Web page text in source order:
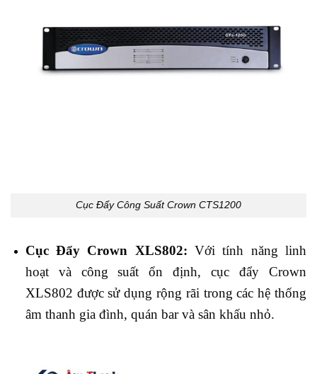
Cục Đẩy Công Suất Crown CTS1200
Cục Đẩy Crown XLS802: Với tính năng linh
hoạt và công suất ổn định, cục đẩy Crown
XLS802 được sử dụng rộng rãi trong các hệ thống
âm thanh gia đình, quán bar và sân khấu nhỏ.